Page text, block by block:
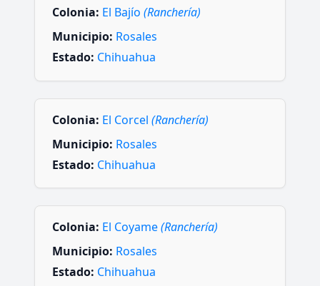
Colonia: El Bajío (Ranchería)
Municipio: Rosales
Estado: Chihuahua
Colonia: El Corcel (Ranchería)
Municipio: Rosales
Estado: Chihuahua
Colonia: El Coyame(Ranchería)
Municipio: Rosales
Estado: Chihuahua